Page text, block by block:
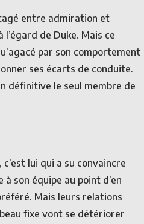
entre admiration et
de Duke. Mais ce
par son comportement
ses écarts de conduite.
définitive le seul membre de
lui qui a su convaincre
à son équipe au point d’en
Mais leurs relations
fixe vont se détériorer